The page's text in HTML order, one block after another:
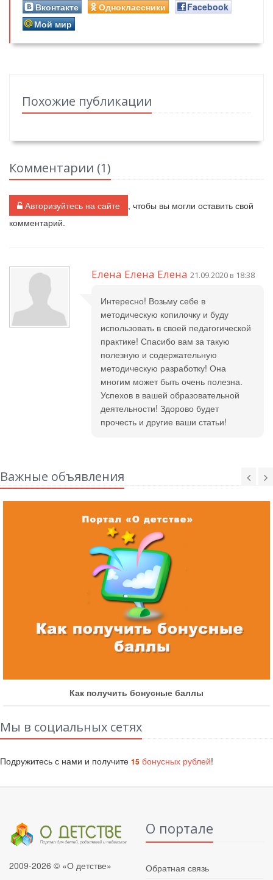
Вконтакте
Одноклассники
Facebook
Мой мир
Похожие публикации
Комментарии (1)
Авторизуйтесь на сайте
, чтобы вы могли оставить свой
комментарий.
Елена Елена Елена 21.09.2020 в 18:38
Интересно! Возьму себе в
методическую копилочку и буду
использовать в своей педагогической
практике! Спасибо вам за такую
полезную и содержательную
методическую разработку! Она
многим может быть очень полезна.
Успехов в вашей образовательной
деятельности! Здорово будет
прочесть и другие ваши статьи!
Важные объявления
Как получить бонусные баллы
Мы в социальных сетях
Подружитесь с нами и получите 15 бонусных рублей!
2009-2026 © «О детстве»
О портале
Обратная связь